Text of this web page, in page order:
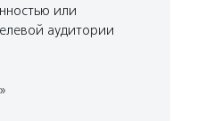
или
аудитории